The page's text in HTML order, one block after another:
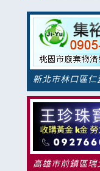
新北市林口區
高雄市前鎮區